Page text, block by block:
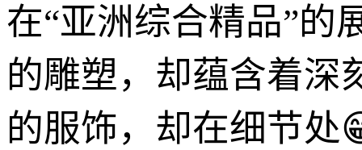
在“亚洲综合精品”的
的雕塑，却蕴含着深
的服饰，却在细节处